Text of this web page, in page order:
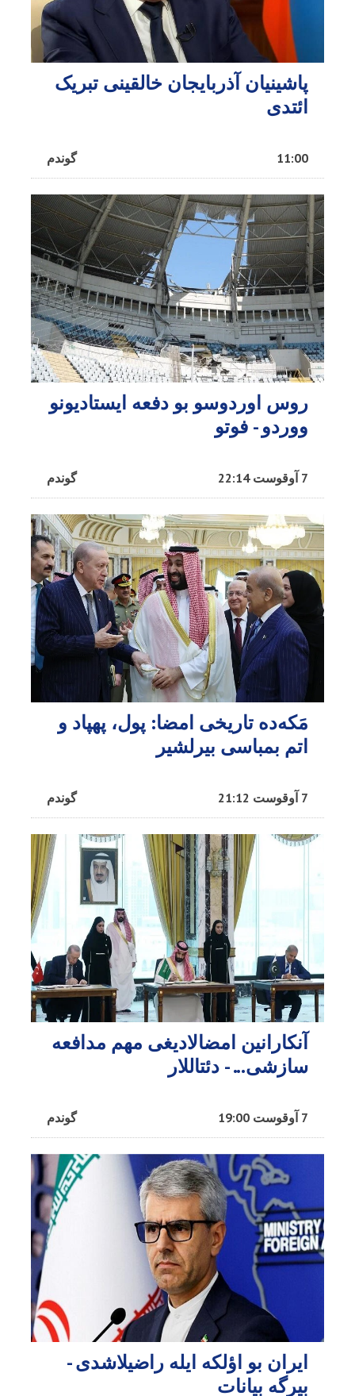
پاشینیان آذربایجان خالقینی تبریک
ائتدی
گوندم 11:00
روس اوردوسو بو دفعه ایستادیونو
ووردو - فوتو
گوندم 7 آوقوست 22:14
مَکه‌ده تاریخی امضا: پول، پهپاد و
اتم بمباسی بیرلشیر
گوندم 7 آوقوست 21:12
آنکارانین امضالادیغی مهم مدافعه
سازشی... - دئتاللار
گوندم 7 آوقوست 19:00
ایران بو اؤلکه ایله راضیلاشدی -
بیرگه بیانات